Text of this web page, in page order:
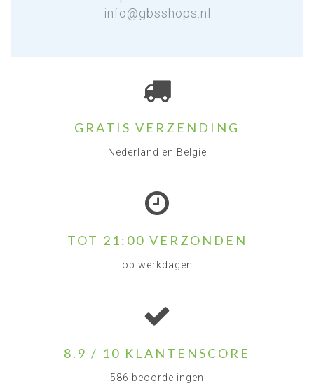
info@gbsshops.nl
GRATIS VERZENDING
Nederland en België
TOT 21:00 VERZONDEN
op werkdagen
8.9 / 10 KLANTENSCORE
586 beoordelingen